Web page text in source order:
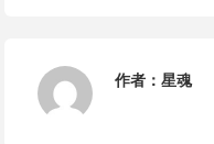
作者： 星魂